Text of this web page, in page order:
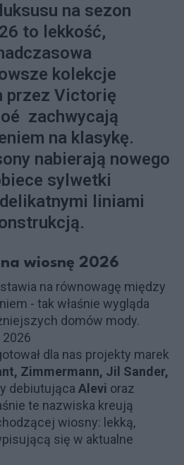
na sezon
to lekkość,
kolekcje
przez Victorię
zachwycają
na klasykę.
nabierają nowego
sylwetki
liniami
wiosnę 2026
na równowagę między
- tak właśnie wygląda
domów mody.
dla nas projekty marek
Zimmermann, Jil Sander,
debiutująca Alevi oraz
te nazwiska kreują
wiosny: lekką,
się w aktualne